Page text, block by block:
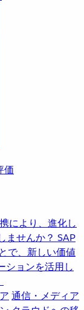
価
により、進化し
ませんか？ SAP
で、新しい価値
ションを活用し
通信・メディア